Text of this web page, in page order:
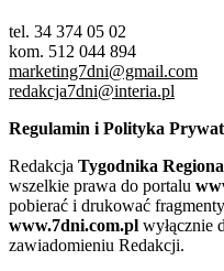
tel. 34 374 05 02
kom. 512 044 894
marketing7dni@gmail.com
redakcja7dni@interia.pl
Regulamin i Polityka
Redakcja Tygodnika
wszelkie prawa do portalu
pobierać i drukować
www.7dni.com.pl wyłącznie
zawiadomieniu Redakcji.